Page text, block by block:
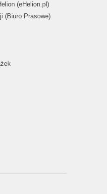
(eHelion.pl)
(Biuro Prasowe)